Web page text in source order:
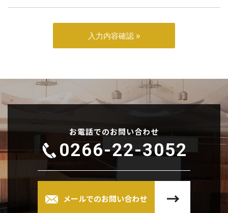
お電話でのお問い合わせ
0266-22-3052
メールでのお問い合わせ